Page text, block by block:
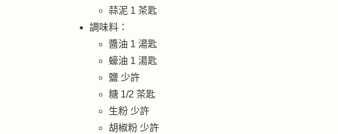
蒜泥 1 茶匙
調味料：
醬油 1 湯匙
蠔油 1 湯匙
鹽 少許
糖 1/2 茶匙
生粉 少許
胡椒粉 少許